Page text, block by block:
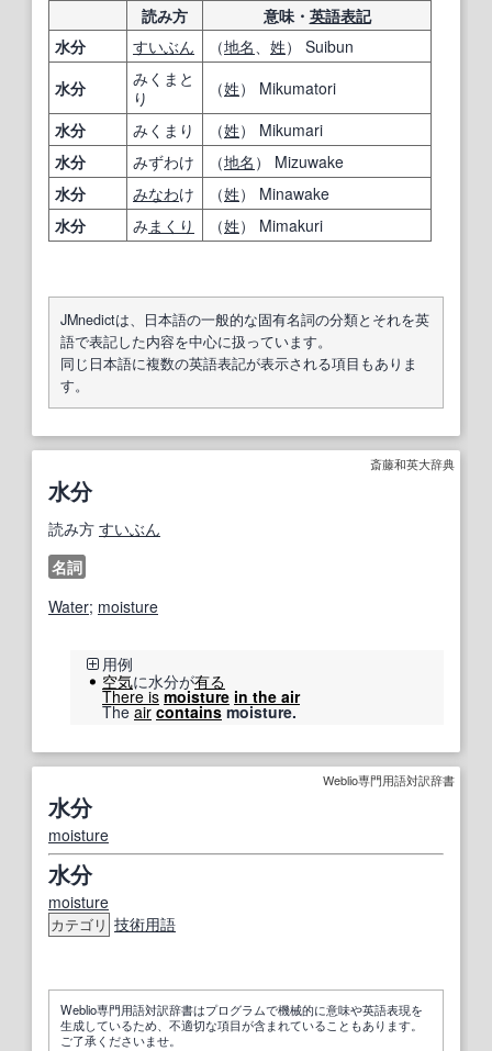
読み方 意味・ 英語表記
水分
すいぶん （地名 姓） Suibun
水分
みくまと
り
（姓） Mikumatori
水分
みくまり （姓） Mikumari
水分
みずわけ （地名 ） Mizuwake
水分
みなわけ （姓） Minawake
水分
み まくり （姓） Mimakuri
JMnedictは、日本語の一般的な固有名詞の分類とそれを英
語で表記した内容を中心に扱っています。
同じ日本語に複数の英語表記が表示される項目もありま
す。
斎藤和英大辞典
水分
読み方 すいぶん
名詞
Water; moisture
用例
空気に水分が有る
There is moisture in the air
Theair containsmoisture.
Weblio専門用語対訳辞書
水分
moisture
水分
moisture
カテゴリ 技術用語
Weblio専門用語対訳辞書はプログラムで機械的に意味や英語表現を
生成しているため、不適切な項目が含まれていることもあります。
ご了承くださいませ。